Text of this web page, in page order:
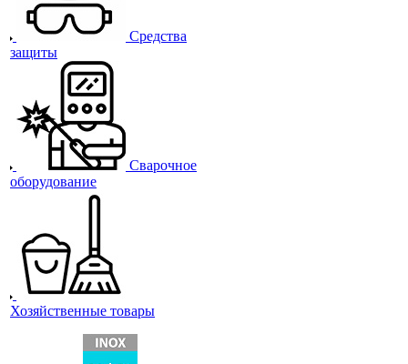
Средства
защиты
Сварочное
оборудование
Хозяйственные товары